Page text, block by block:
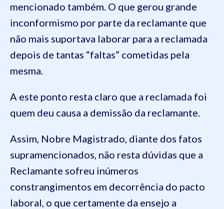
mencionado também. O que gerou grande
inconformismo por parte da reclamante que
não mais suportava laborar para a reclamada
depois de tantas “faltas” cometidas pela
mesma.
A este ponto resta claro que a reclamada foi
quem deu causa a demissão da reclamante.
Assim, Nobre Magistrado, diante dos fatos
supramencionados, não resta dúvidas que a
Reclamante sofreu inúmeros
constrangimentos em decorrência do pacto
laboral, o que certamente da ensejo a